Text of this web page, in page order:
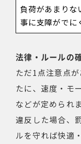
負荷があまりな
事に支障がでに
法律・ルールの
ただ1点注意点
たに、速度・モ
などが定められ
違反した場合、
ルを守れば快適